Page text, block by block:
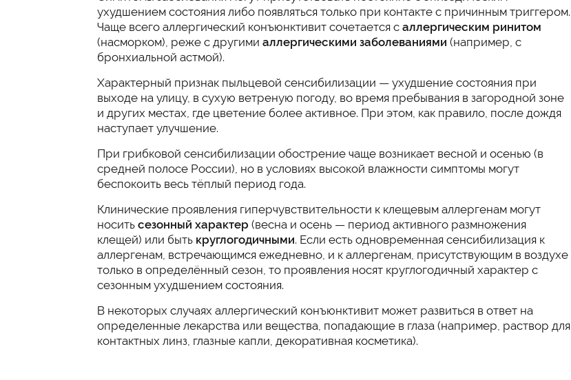
ухудшением состояния либо появляться только при контакте с причинным триггером.
Чаще всего аллергический конъюнктивит сочетается с аллергическим ринитом
(насморком), реже с другими аллергическими заболеваниями (например, с
бронхиальной астмой).
Характерный признак пыльцевой сенсибилизации — ухудшение состояния при
выходе на улицу, в сухую ветреную погоду, во время пребывания в загородной зоне
и других местах, где цветение более активное. При этом, как правило, после дождя
наступает улучшение.
При грибковой сенсибилизации обострение чаще возникает весной и осенью (в
средней полосе России), но в условиях высокой влажности симптомы могут
беспокоить весь тёплый период года.
Клинические проявления гиперчувствительности к клещевым аллергенам могут
носить сезонный характер (весна и осень — период активного размножения
клещей) или быть круглогодичными. Если есть одновременная сенсибилизация к
аллергенам, встречающимся ежедневно, и к аллергенам, присутствующим в воздухе
только в определённый сезон, то проявления носят круглогодичный характер с
сезонным ухудшением состояния.
В некоторых случаях аллергический конъюнктивит может развиться в ответ на
определенные лекарства или вещества, попадающие в глаза (например, раствор для
контактных линз, глазные капли, декоративная косметика).